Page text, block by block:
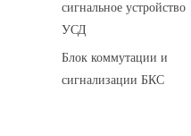
сигнальное устройство
УСД
Блок коммутации и
сигнализации БКС